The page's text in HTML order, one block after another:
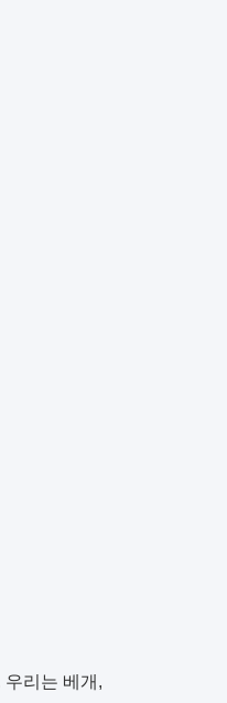
리는 베개,